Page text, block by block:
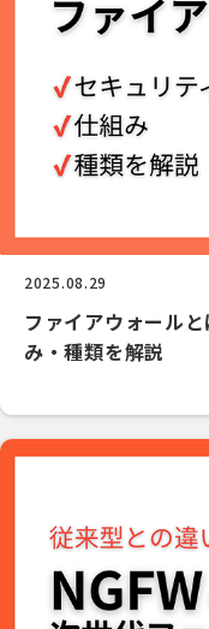
2025.08.29
ファイアウォール
み・種類を解説